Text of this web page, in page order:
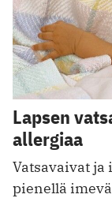
Lapsen
allergiaa
Vatsavaivat
pienellä